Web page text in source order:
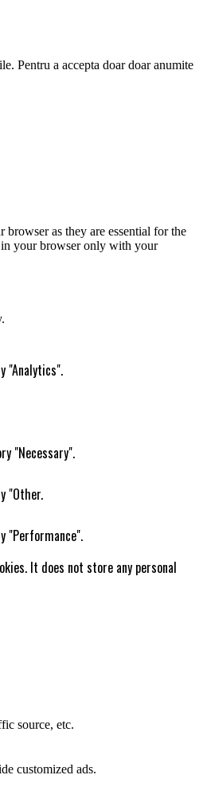
Pentru a accepta doar doar anumite
as they are essential for the
in your browser only with your
"Analytics".
"Necessary".
"Other.
"Performance".
It does not store any personal
source, etc.
customized ads.